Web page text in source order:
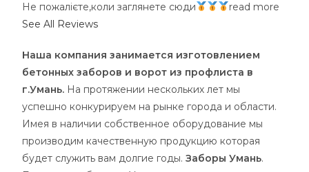
Не пожалієте,колизаглянете сюди
read more
See All Reviews
Наша компания занимается изготовлением
бетонных заборов и ворот из профлиста в
г.Умань. На протяжении нескольких лет мы
успешно конкурируем на рынке города и области.
Имея в наличии собственное оборудование мы
производим качественную продукцию которая
будет служить вам долгие годы.Заборы Умань.